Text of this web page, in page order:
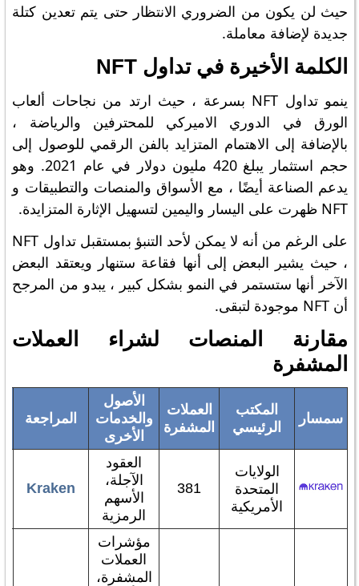
حيث لن يكون من الضروري الانتظار حتى يتم تعدين كتلة
جديدة لإضافة معاملة.
الكلمة الأخيرة في تداول NFT
ينمو تداول NFT بسرعة ، حيث ارتد من نجاحات ألعاب
الورق في الدوري الاميركي للمحترفين والرياضة ،
بالإضافة إلى الاهتمام المتزايد بالفن الرقمي للوصول إلى
حجم استثمار يبلغ 420 مليون دولار في عام 2021. وهو
يدعم الصناعة أيضًا ، مع الأسواق والمنصات والتطبيقات و
NFT ظهرت على اليسار واليمين لتسهيل الإثارة المتزايدة.
على الرغم من أنه لا يمكن لأحد التنبؤ بمستقبل تداول NFT
، حيث يشير البعض إلى أنها فقاعة ستنهار ويعتقد البعض
الآخر أنها ستستمر في النمو بشكل كبير ، يبدو من المرجح
أن NFT موجودة لتبقى.
مقارنة المنصات لشراء العملات
المشفرة
سمسار
المكتب
الرئيسي
العملات
المشفرة
الأصول
والخدمات
الأخرى
المراجعة
الولايات
المتحدة
الأمريكية
381
العقود
الآجلة،
الأسهم
الرمزية
Kraken
مؤشرات
العملات
المشفرة،